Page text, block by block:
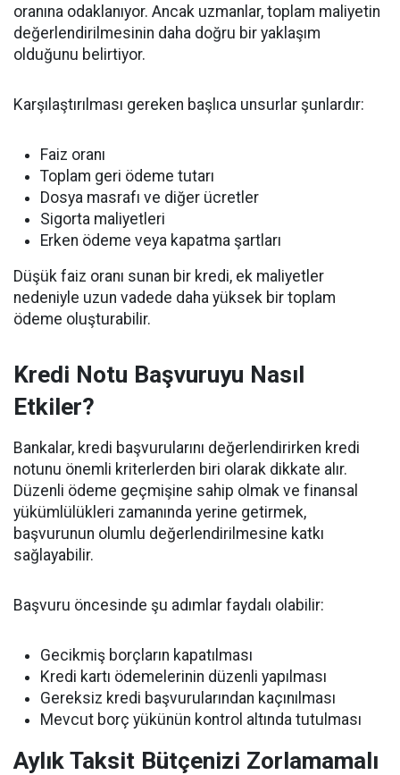
oranına odaklanıyor. Ancak uzmanlar, toplam maliyetin
değerlendirilmesinin daha doğru bir yaklaşım
olduğunu belirtiyor.
Karşılaştırılması gereken başlıca unsurlar şunlardır:
Faiz oranı
Toplam geri ödeme tutarı
Dosya masrafı ve diğer ücretler
Sigorta maliyetleri
Erken ödeme veya kapatma şartları
Düşük faiz oranı sunan bir kredi, ek maliyetler
nedeniyle uzun vadede daha yüksek bir toplam
ödeme oluşturabilir.
Kredi Notu Başvuruyu Nasıl
Etkiler?
Bankalar, kredi başvurularını değerlendirirken kredi
notunu önemli kriterlerden biri olarak dikkate alır.
Düzenli ödeme geçmişine sahip olmak ve finansal
yükümlülükleri zamanında yerine getirmek,
başvurunun olumlu değerlendirilmesine katkı
sağlayabilir.
Başvuru öncesinde şu adımlar faydalı olabilir:
Gecikmiş borçların kapatılması
Kredi kartı ödemelerinin düzenli yapılması
Gereksiz kredi başvurularından kaçınılması
Mevcut borç yükünün kontrol altında tutulması
Aylık Taksit Bütçenizi Zorlamamalı